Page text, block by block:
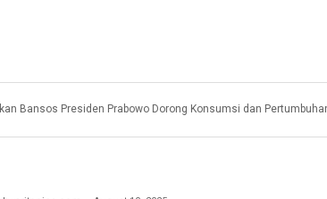
Bansos Presiden Prabowo Dorong Konsumsi dan